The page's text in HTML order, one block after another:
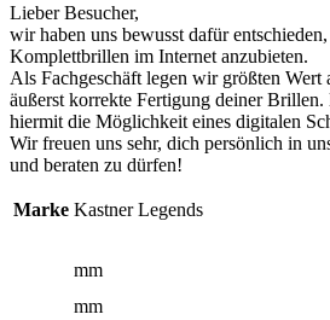
Lieber Besucher,
wir haben uns bewusst dafür
Komplettbrillen im Internet anzubieten.
Als Fachgeschäft legen wir größten Wert
äußerst korrekte Fertigung deiner
hiermit die Möglichkeit eines digitalen
Wir freuen uns sehr, dich persönlich in
und beraten zu dürfen!
Marke Kastner Legends
mm
mm